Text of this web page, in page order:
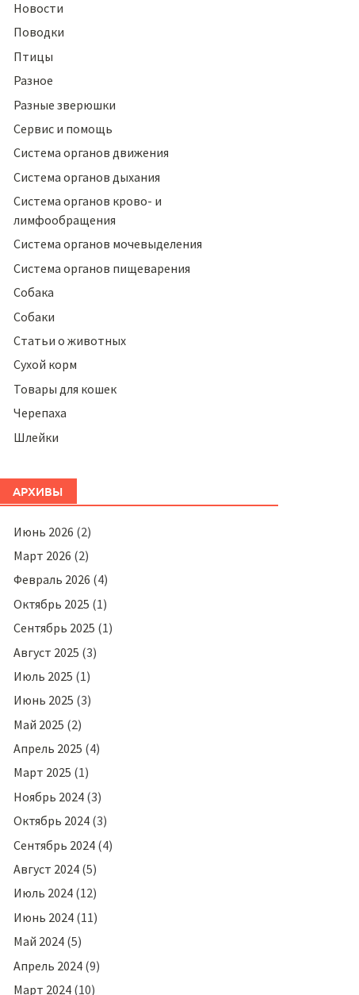
Новости
Поводки
Птицы
Разное
Разные зверюшки
Сервис и помощь
Система органов движения
Система органов дыхания
Система органов крово- и
лимфообращения
Система органов мочевыделения
Система органов пищеварения
Собака
Собаки
Статьи о животных
Сухой корм
Товары для кошек
Черепаха
Шлейки
АРХИВЫ
Июнь 2026 (2)
Март 2026 (2)
Февраль 2026 (4)
Октябрь 2025 (1)
Сентябрь 2025 (1)
Август 2025 (3)
Июль 2025 (1)
Июнь 2025 (3)
Май 2025 (2)
Апрель 2025 (4)
Март 2025 (1)
Ноябрь 2024(3)
Октябрь 2024(3)
Сентябрь 2024(4)
Август 2024(5)
Июль 2024(12)
Июнь 2024(11)
Май 2024(5)
Апрель 2024(9)
Март 2024(10)